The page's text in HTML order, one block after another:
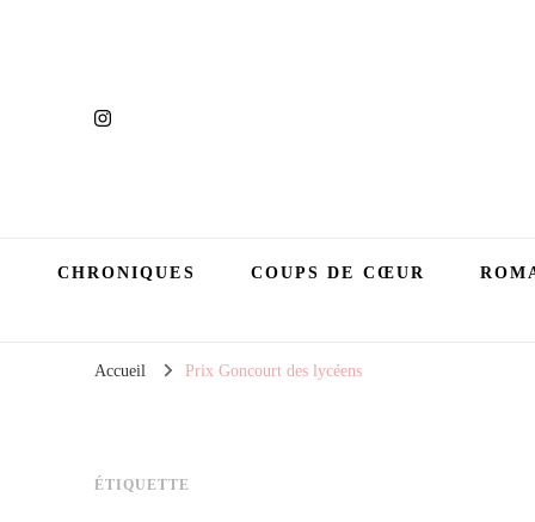
CHRONIQUES COUPS DE CŒUR
Accueil Prix Goncourt des lycéens
ÉTIQUETTE